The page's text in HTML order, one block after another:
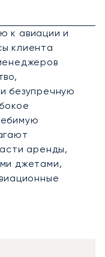
к авиации и
клиента
безупречную
аренды,
джетами,